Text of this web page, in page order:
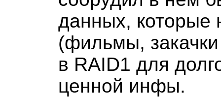
данных, которые
(фильмы,
в RAID1 для
ценной инфы.